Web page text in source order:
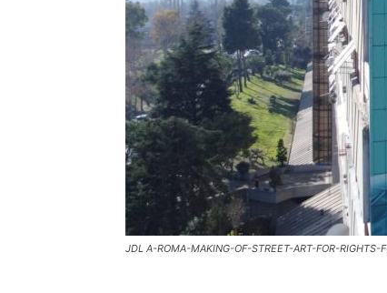
JDL A-ROMA-MAKING-OF-STREET-ART-FOR-